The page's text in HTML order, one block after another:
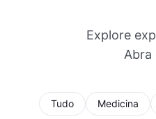
Explore
Abra
Tudo Medicina